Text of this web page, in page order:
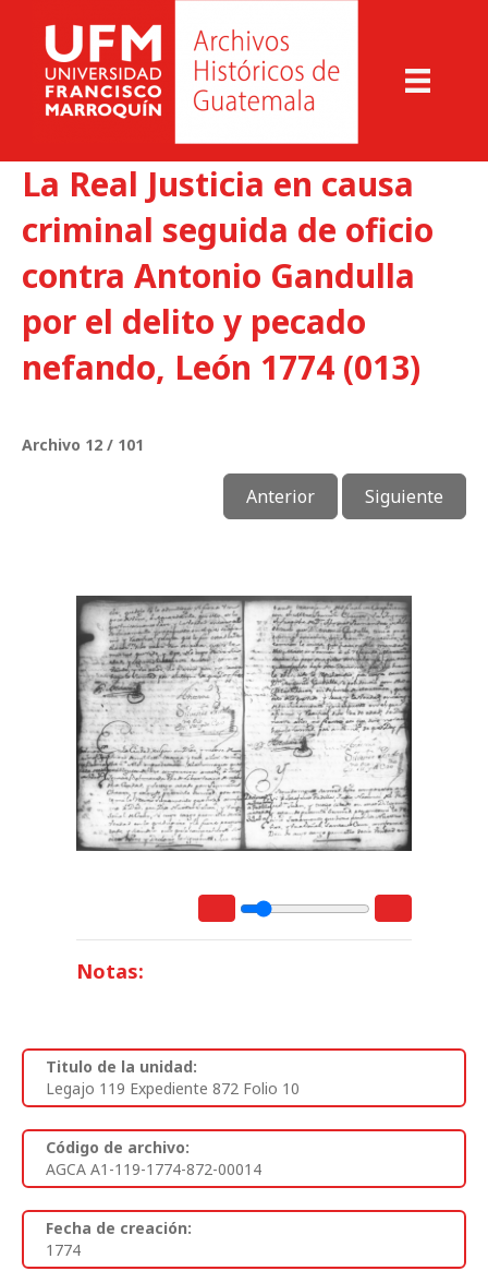
La Real Justicia en causa
criminal seguida de oficio
contra Antonio Gandulla
por el delito y pecado
nefando, León 1774 (013)
Archivo 12 / 101
Anterior Siguiente
Notas:
Titulo de la unidad:
Legajo 119 Expediente 872 Folio 10
Código de archivo:
AGCA A1-119-1774-872-00014
Fecha de creación:
1774